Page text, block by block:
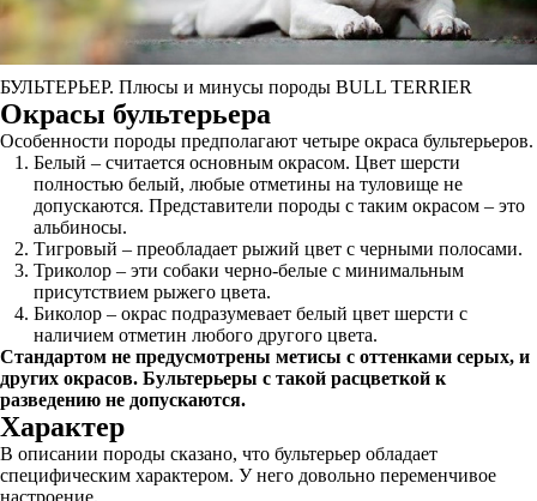
БУЛЬТЕРЬЕР. Плюсы и минусы породы BULL TERRIER
Окрасы бультерьера
Особенности породы предполагают четыре окраса бультерьеров.
Белый – cчитается основным окрасом. Цвет шерсти
полностью белый, любые отметины на туловище не
допускаются. Представители породы с таким окрасом – это
альбиносы.
Тигровый – преобладает рыжий цвет с черными полосами.
Триколор – эти собаки черно-белые с минимальным
присутствием рыжего цвета.
Биколор – окрас подразумевает белый цвет шерсти с
наличием отметин любого другого цвета.
Стандартом не предусмотрены метисы с оттенками серых, и
других окрасов. Бультерьеры с такой расцветкой к
разведению не допускаются.
Характер
В описании породы сказано, что бультерьер обладает
специфическим характером. У него довольно переменчивое
настроение.